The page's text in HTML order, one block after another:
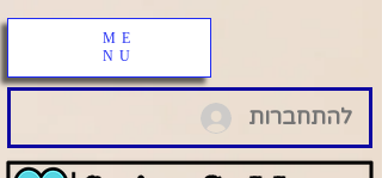
ME
NU
להתחברות